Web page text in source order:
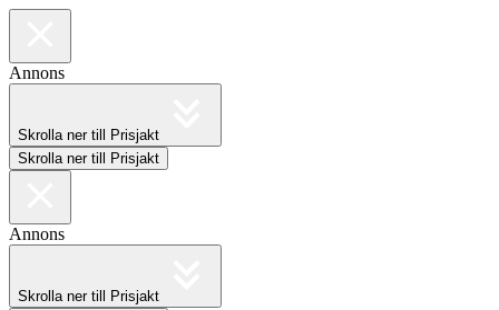
Annons
Skrolla ner till Prisjakt
Skrolla ner till Prisjakt
Annons
Skrolla ner till Prisjakt